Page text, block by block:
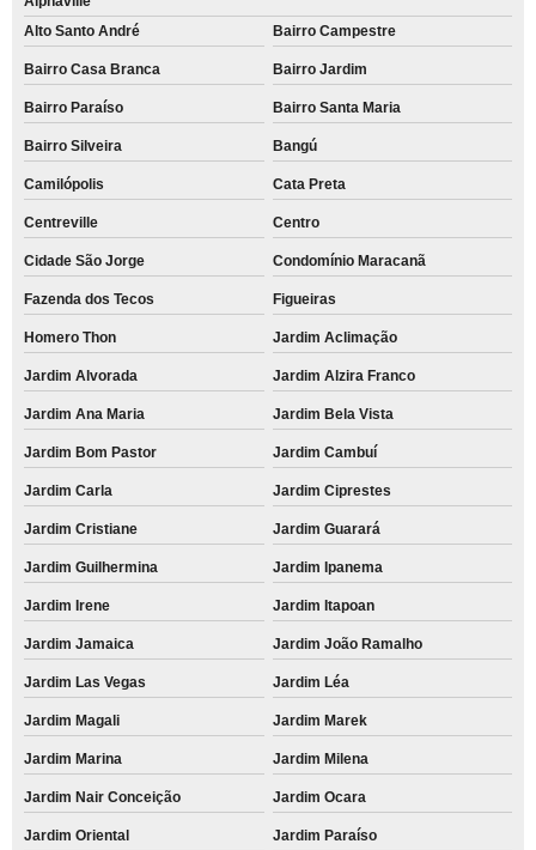
Alto Santo André
Bairro Campestre
Bairro Casa Branca Bairro Jardim
Bairro Paraíso Bairro Santa Maria
Bairro Silveira Bangú
Camilópolis Cata Preta
Centreville Centro
Cidade São Jorge Condomínio Maracanã
Fazenda dos Tecos Figueiras
Homero Thon Jardim Aclimação
Jardim Alvorada Jardim Alzira Franco
Jardim Ana Maria Jardim Bela Vista
Jardim Bom Pastor Jardim Cambuí
Jardim Carla Jardim Ciprestes
Jardim Cristiane Jardim Guarará
Jardim Guilhermina Jardim Ipanema
Jardim Irene Jardim Itapoan
Jardim Jamaica Jardim João Ramalho
Jardim Las Vegas Jardim Léa
Jardim Magali Jardim Marek
Jardim Marina Jardim Milena
Jardim Nair Conceição Jardim Ocara
Jardim Oriental Jardim Paraíso